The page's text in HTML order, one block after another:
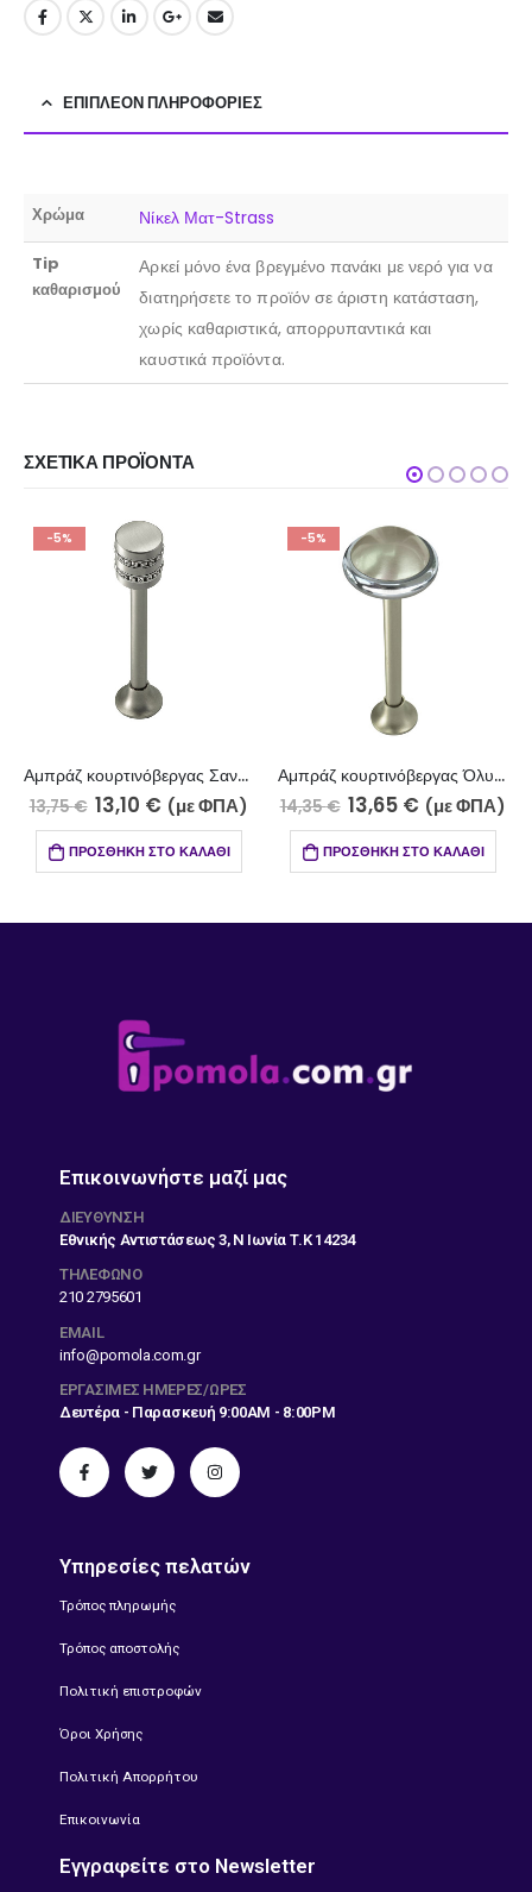
ΕΠΙΠΛΈΟΝ ΠΛΗΡΟΦΟΡΊΕΣ
Χρώμα Νίκελ Ματ-Strass
Tip
καθαρισμού
Αρκεί μόνο ένα βρεγμένο πανάκι με νερό για να
διατηρήσετε το προϊόν σε άριστη κατάσταση,
χωρίς καθαριστικά, απορρυπαντικά και
καυστικά προϊόντα.
ΣΧΕΤΙΚΆ ΠΡΟΪΌΝΤΑ
-5%
Αμπράζ κουρτινόβεργας Σαντορίνη νίκελ ματ strass 060-2010-18
13,75€ 13,10 € (με ΦΠΑ)
ΠΡΟΣΘΉΚΗ ΣΤΟ ΚΑΛΆΘΙ
-5%
Αμπράζ κουρτινόβεργας Όλυμπος νίκελ ματ- χρώμιο 060-7110
14,35€ 13,65 € (με ΦΠΑ)
ΠΡΟΣΘΉΚΗ ΣΤΟ ΚΑΛΆΘΙ
Επικοινωνήστε μαζί μας
ΔΙΕΎΘΥΝΣΗ
Εθνικής Αντιστάσεως 3, Ν Ιωνία Τ.Κ 14234
ΤΗΛΕΦΩΝΟ
210 2795601
EMAIL
info@pomola.com.gr
ΕΡΓΆΣΙΜΕΣ ΗΜΈΡΕΣ/ΏΡΕΣ
Δευτέρα - Παρασκευή 9:00AM - 8:00PM
Υπηρεσίες πελατών
Τρόπος πληρωμής
Τρόπος αποστολής
Πολιτική επιστροφών
Όροι Χρήσης
Πολιτική Απορρήτου
Επικοινωνία
Εγγραφείτε στο Newsletter